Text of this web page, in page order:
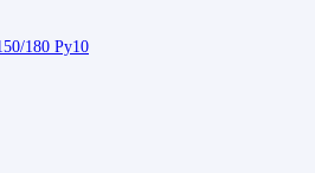
180 Ру10